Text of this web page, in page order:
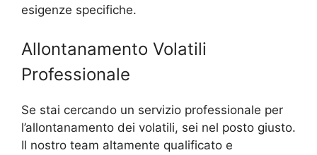
esigenze specifiche.
Allontanamento Volatili
Professionale
Se stai cercando un servizio professionale per
l’allontanamento dei volatili, sei nel posto giusto.
Il nostro team altamente qualificato e